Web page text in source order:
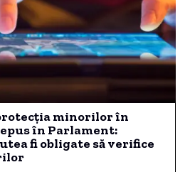
minorilor în
în Parlament:
fi obligate să verifice